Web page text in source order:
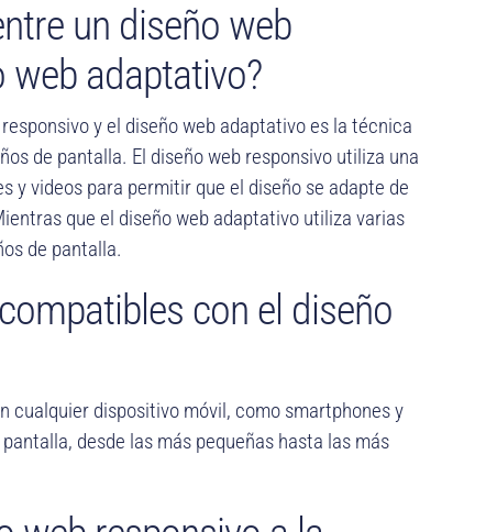
un diseño web
web adaptativo?
y el diseño web adaptativo es la técnica
de pantalla. El diseño web responsivo utiliza una
y videos para permitir que el diseño se adapte de
que el diseño web adaptativo utiliza varias
de pantalla.
con el diseño
cualquier dispositivo móvil, como smartphones y
desde las más pequeñas hasta las más